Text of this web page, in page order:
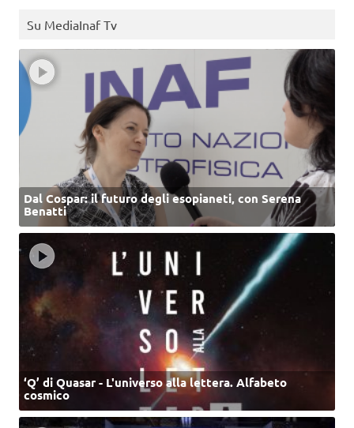
Su MediaInaf Tv
Dal Cospar: il futuro degli esopianeti, con Serena
Benatti
‘Q’ di Quasar - L'universo alla lettera. Alfabeto
cosmico